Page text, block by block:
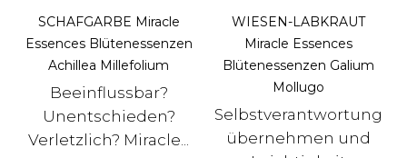
SCHAFGARBE Miracle
Essences Blütenessenzen
Achillea Millefolium
Beeinflussbar?
Unentschieden?
Verletzlich? Miracle...
WIESEN-LABKRAUT
Miracle Essences
Blütenessenzen Galium
Mollugo
Selbstverantwortung
übernehmen und